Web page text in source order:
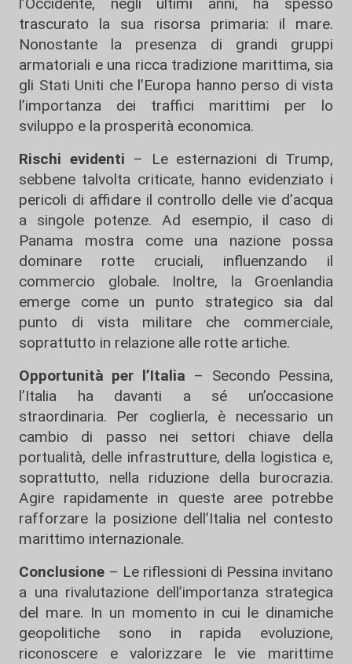
trascurato la sua risorsa primaria: il mare.
Nonostante la presenza di grandi gruppi
armatoriali e una ricca tradizione marittima, sia
gli Stati Uniti che l’Europa hanno perso di vista
l’importanza dei traffici marittimi per lo
sviluppo e la prosperità economica.
Rischi evidenti – Le esternazioni di Trump,
sebbene talvolta criticate, hanno evidenziato i
pericoli di affidare il controllo delle vie d’acqua
a singole potenze. Ad esempio, il caso di
Panama mostra come una nazione possa
dominare rotte cruciali, influenzando il
commercio globale. Inoltre, la Groenlandia
emerge come un punto strategico sia dal
punto di vista militare che commerciale,
soprattutto in relazione alle rotte artiche.
Opportunità per l’Italia – Secondo Pessina,
l’Italia ha davanti a sé un’occasione
straordinaria. Per coglierla, è necessario un
cambio di passo nei settori chiave della
portualità, delle infrastrutture, della logistica e,
soprattutto, nella riduzione della burocrazia.
Agire rapidamente in queste aree potrebbe
rafforzare la posizione dell’Italia nel contesto
marittimo internazionale.
Conclusione – Le riflessioni di Pessina invitano
a una rivalutazione dell’importanza strategica
del mare. In un momento in cui le dinamiche
geopolitiche sono in rapida evoluzione,
riconoscere e valorizzare le vie marittime